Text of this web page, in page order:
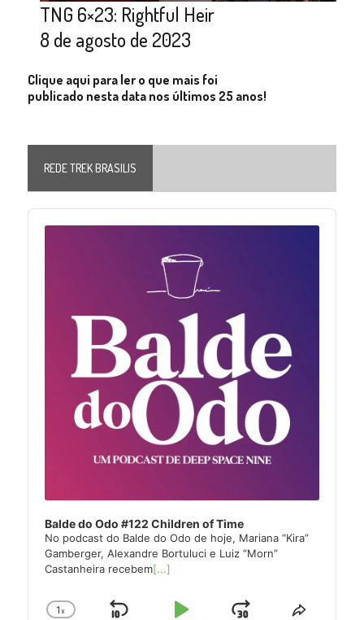
TNG 6×23: Rightful Heir
8 de agosto de 2023
Clique aqui para ler o que mais foi
publicado nesta data nos últimos 25 anos!
REDE TREK BRASILIS
Audio
Player
Balde do Odo #122 Children of Time
No podcast do Balde do Odo de hoje, Mariana “Kira”
Gamberger, Alexandre Bortuluci e Luiz “Morn”
Castanheira recebem[...]
1x